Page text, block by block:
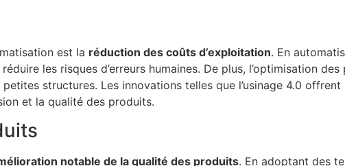
est la réduction des coûts d’exploitation. En
les risques d’erreurs humaines. De plus, l’optimisation
structures. Les innovations telles que l’usinage 4.0
et la qualité des produits.
notable de la qualité des produits. En adoptant des